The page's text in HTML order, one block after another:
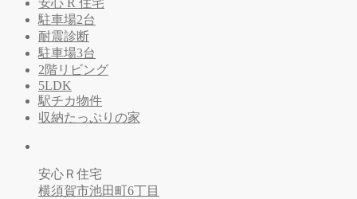
安心 R 住宅
駐車場2台
耐震診断
駐車場3台
2階リビング
5LDK
駅チカ物件
収納たっぷりの家
安心Ｒ住宅
横須賀市池田町6丁目